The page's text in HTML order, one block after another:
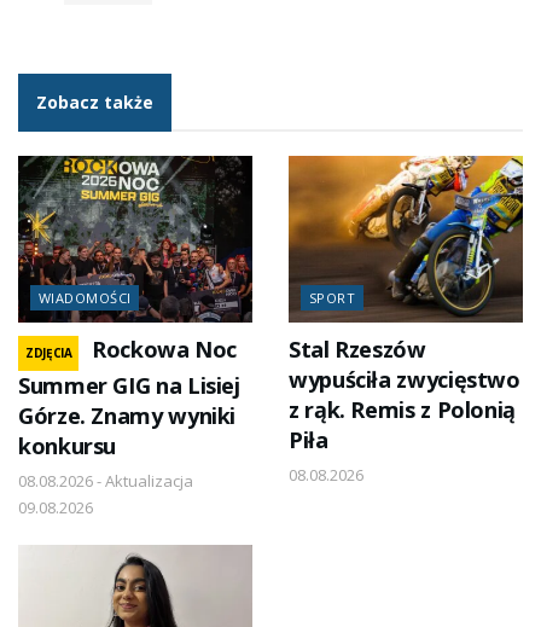
Zobacz także
WIADOMOŚCI
ZDJĘCIA
Rockowa Noc
Summer GIG na Lisiej
Górze. Znamy wyniki
konkursu
08.08.2026 - Aktualizacja
09.08.2026
SPORT
Stal Rzeszów
wypuściła zwycięstwo
z rąk. Remis z Polonią
Piła
08.08.2026